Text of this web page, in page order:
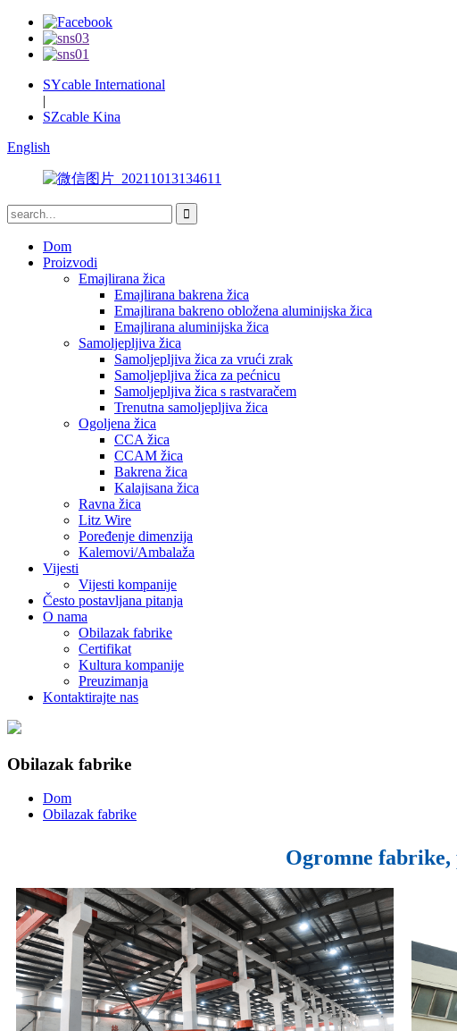
SYcable International
|
SZcable Kina
English
Dom
Proizvodi
Emajlirana žica
Emajlirana bakrena žica
Emajlirana bakreno obložena aluminijska žica
Emajlirana aluminijska žica
Samoljepljiva žica
Samoljepljiva žica za vrući zrak
Samoljepljiva žica za pećnicu
Samoljepljiva žica s rastvaračem
Trenutna samoljepljiva žica
Ogoljena žica
CCA žica
CCAM žica
Bakrena žica
Kalajisana žica
Ravna žica
Litz Wire
Poređenje dimenzija
Kalemovi/Ambalaža
Vijesti
Vijesti kompanije
Često postavljana pitanja
O nama
Obilazak fabrike
Certifikat
Kultura kompanije
Preuzimanja
Kontaktirajte nas
Obilazak fabrike
Dom
Obilazak fabrike
Ogromne